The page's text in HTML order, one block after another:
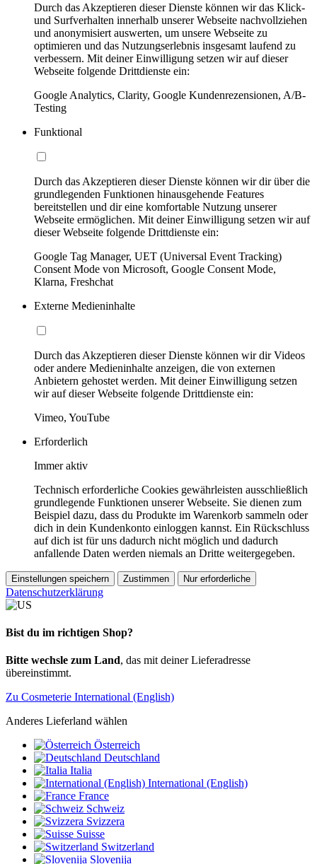
Durch das Akzeptieren dieser Dienste können wir das Klick-
und Surfverhalten innerhalb unserer Webseite nachvollziehen
und anonymisiert auswerten, um unsere Webseite zu
optimieren und das Nutzungserlebnis insgesamt laufend zu
verbessern. Mit deiner Einwilligung setzen wir auf dieser
Webseite folgende Drittdienste ein:
Google Analytics, Clarity, Google Kundenrezensionen, A/B-
Testing
Funktional
Durch das Akzeptieren dieser Dienste können wir dir über die
grundlegenden Funktionen hinausgehende Features
bereitstellen und dir eine komfortable Nutzung unserer
Webseite ermöglichen. Mit deiner Einwilligung setzen wir auf
dieser Webseite folgende Drittdienste ein:
Google Tag Manager, UET (Universal Event Tracking)
Consent Mode von Microsoft, Google Consent Mode,
Klarna, Freshchat
Externe Medieninhalte
Durch das Akzeptieren dieser Dienste können wir dir Videos
oder andere Medieninhalte anzeigen, die von externen
Anbietern gehostet werden. Mit deiner Einwilligung setzen
wir auf dieser Webseite folgende Drittdienste ein:
Vimeo, YouTube
Erforderlich
Immer aktiv
Technisch erforderliche Cookies gewährleisten ausschließlich
grundlegende Funktionen unserer Webseite. Sie dienen zum
Beispiel dazu, dass du Produkte im Warenkorb sammeln oder
dich in dein Kundenkonto einloggen kannst. Ein Rückschluss
auf dich ist für uns dadurch nicht möglich und dadurch
anfallende Daten werden niemals an Dritte weitergegeben.
Einstellungen speichern Zustimmen Nur erforderliche
Datenschutzerklärung
Bist du im richtigen Shop?
Bitte wechsle zum Land, das mit deiner Lieferadresse
übereinstimmt.
Zu Cosmeterie International (English)
Anderes Lieferland wählen
Österreich
Deutschland
Italia
International (English)
France
Schweiz
Svizzera
Suisse
Switzerland
Slovenija